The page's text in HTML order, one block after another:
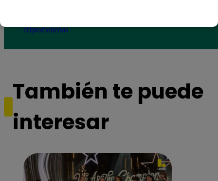
criptomonedas
También te puede
interesar